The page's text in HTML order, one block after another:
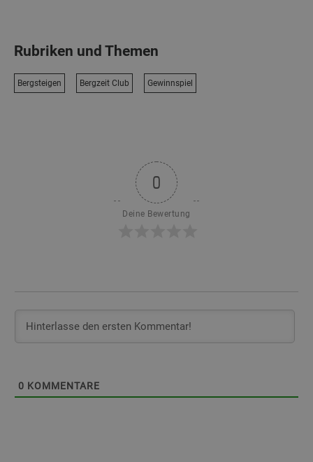
Rubriken und Themen
Bergsteigen Bergzeit Club Gewinnspiel
0
Deine Bewertung
0 KOMMENTARE